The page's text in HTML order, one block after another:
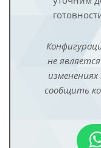
не
сообщить